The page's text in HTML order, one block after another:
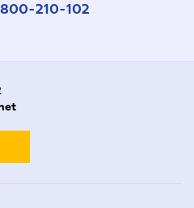
210-102